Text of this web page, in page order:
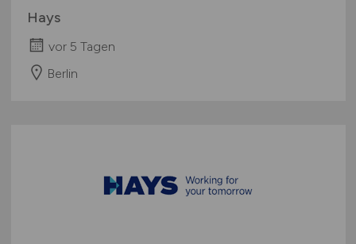
Hays
vor 5 Tagen
Berlin